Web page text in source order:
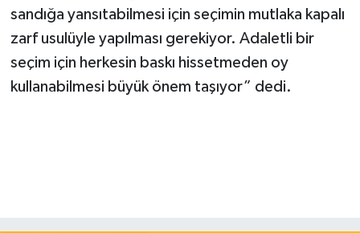
sandığa yansıtabilmesi için seçimin mutlaka kapalı
zarf usulüyle yapılması gerekiyor. Adaletli bir
seçim için herkesin baskı hissetmeden oy
kullanabilmesi büyük önem taşıyor” dedi.